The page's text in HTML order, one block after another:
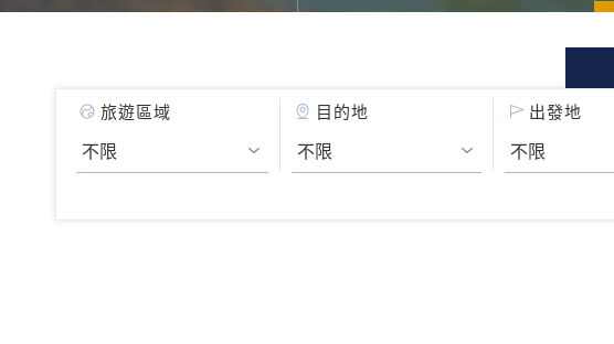
旅遊區域 目的地 出發地